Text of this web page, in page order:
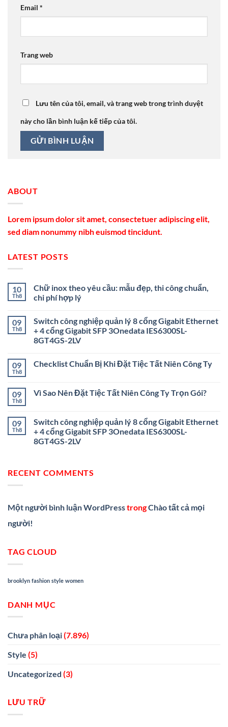
Email *
Trang web
Lưu tên của tôi, email, và trang web trong trình duyệt
này cho lần bình luận kế tiếp của tôi.
ABOUT
Lorem ipsum dolor sit amet, consectetuer adipiscing elit,
sed diam nonummy nibh euismod tincidunt.
LATEST POSTS
10
Th8
Chữ inox theo yêu cầu: mẫu đẹp, thi công chuẩn,
chi phí hợp lý
09
Th8
Switch công nghiệp quản lý 8 cổng Gigabit Ethernet
+ 4 cổng Gigabit SFP 3Onedata IES6300SL-
8GT4GS-2LV
09
Th8
Checklist Chuẩn Bị Khi Đặt Tiệc Tất Niên Công Ty
09
Th8
Vì Sao Nên Đặt Tiệc Tất Niên Công Ty Trọn Gói?
09
Th8
Switch công nghiệp quản lý 8 cổng Gigabit Ethernet
+ 4 cổng Gigabit SFP 3Onedata IES6300SL-
8GT4GS-2LV
RECENT COMMENTS
Một người bình luận WordPresstrongChào tất cả mọi
người!
TAG CLOUD
brooklyn fashion style women
DANH MỤC
Chưa phân loại(7.896)
Style (5)
Uncategorized (3)
LƯU TRỮ